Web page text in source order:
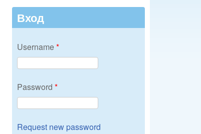
Вход
Username*
Password *
Request new password